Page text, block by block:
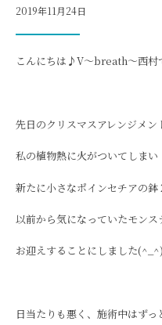
2019年11月24日
こんにちは♪V～breath～西村
先日のクリスマスアレンジメン
私の植物熱に火がついてしまい
新たに小さなポインセチアの鉢
以前から気になっていたモンス
お迎えすることにしました(^_^)
日当たりも悪く、施術中はず